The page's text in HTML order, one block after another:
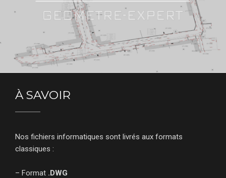
À SAVOIR
Nos fichiers informatiques sont livrés aux formats
classiques :
– Format .DWG